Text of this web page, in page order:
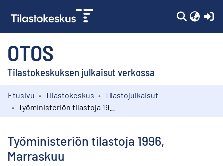
OTOS
Tilastokeskuksen julkaisut verkossa
Kokoelmat
Etusivu Tilastokeskus
Tilastojulkaisut
Työministeriön tilastoja 1996,
Marraskuu